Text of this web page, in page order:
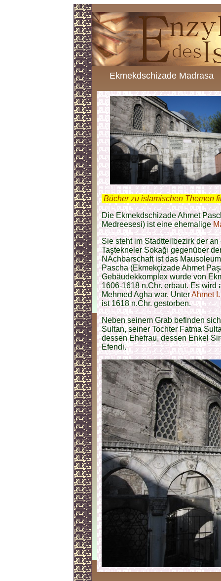
Ekmekdschizade Madrasa
Bücher zu islamischen Themen
Die Ekmekdschizade Ahmet
Medreesesi) ist eine ehemalige
Sie steht im Stadtteilbezirk der
Taştekneler Sokağı gegenüber
NAchbarschaft ist das
Pascha (Ekmekçizade Ahmet
Gebäudekkomplex wurde von
1606-1618 n.Chr. erbaut. Es
Mehmed Agha war. UnterAhmet I.
ist 1618 n.Chr. gestorben.
Neben seinem Grab befinden
Sultan, seiner Tochter Fatma
dessen Ehefrau, dessen Enkel
Efendi.